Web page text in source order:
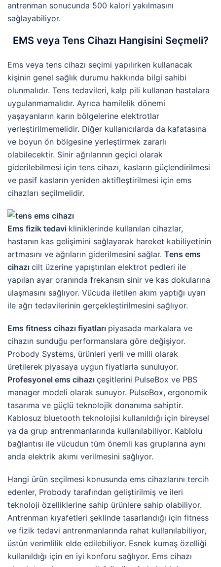
antrenman sonucunda 500 kalori yakılmasını
sağlayabiliyor.
EMS veya Tens Cihazı Hangisini Seçmeli?
Ems veya tens cihazı seçimi yapılırken kullanacak
kişinin genel sağlık durumu hakkında bilgi sahibi
olunmalıdır. Tens tedavileri, kalp pili kullanan hastalara
uygulanmamalıdır. Ayrıca hamilelik dönemi
yaşayanların karın bölgelerine elektrotlar
yerleştirilmemelidir. Diğer kullanıcılarda da kafatasına
ve boyun ön bölgesine yerleştirmek zararlı
olabilecektir. Sinir ağrılarının geçici olarak
giderilebilmesi için tens cihazı, kasların güçlendirilmesi
ve pasif kasların yeniden aktifleştirilmesi için ems
cihazları seçilmelidir.
Ems fizik tedavi kliniklerinde kullanılan cihazlar,
hastanın kas gelişimini sağlayarak hareket kabiliyetinin
artmasını ve ağrıların giderilmesini sağlar. Tens ems
cihazı cilt üzerine yapıştırılan elektrot pedleri ile
yapılan ayar oranında frekansın sinir ve kas dokularına
ulaşmasını sağlıyor. Vücuda iletilen akım yaptığı uyarı
ile ağrı tedavilerinin gerçekleştirilmesini sağlıyor.
Ems fitness cihazı fiyatları piyasada markalara ve
cihazın sunduğu performanslara göre değişiyor.
Probody Systems, ürünleri yerli ve milli olarak
üretilerek piyasaya uygun fiyatlarla sunuluyor.
Profesyonel ems cihazı çeşitlerini PulseBox ve PBS
manager modeli olarak sunuyor. PulseBox, ergonomik
tasarıma ve güçlü teknolojik donanıma sahiptir.
Kablosuz bluetooth teknolojisi kullanıldığı için bireysel
ya da grup antrenmanlarında kullanılabiliyor. Kablolu
bağlantısı ile vücudun tüm önemli kas gruplarına aynı
anda elektrik akımı verilmesini sağlıyor.
Hangi ürün seçilmesi konusunda ems cihazlarını tercih
edenler, Probody tarafından geliştirilmiş ve ileri
teknoloji özelliklerine sahip ürünlere sahip olabiliyor.
Antrenman kıyafetleri şeklinde tasarlandığı için fitness
ve fizik tedavi antrenmanlarında rahat kullanılabiliyor,
üstün verimlilik elde edilebiliyor. Esnek kumaş özelliği
kullanıldığı için en iyi konforu sağlıyor. Ems cihazı